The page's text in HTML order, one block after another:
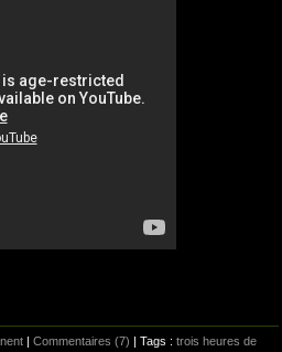
Commentaires (7) | Tags : trois heures de